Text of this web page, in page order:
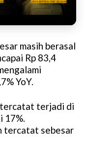
masih berasal
Rp 83,4
YoY.
terjadi di
17%.
tercatat sebesar